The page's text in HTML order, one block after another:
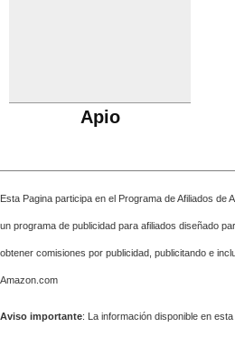
Apio
Esta Pagina participa en el Programa de Afiliados de
un programa de publicidad para afiliados diseñado
obtener comisiones por publicidad, publicitando e
Amazon.com
Aviso importante: La información disponible en